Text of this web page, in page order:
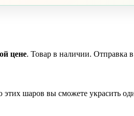
цене. Товар в наличии. Отправка
шаров вы сможете украсить